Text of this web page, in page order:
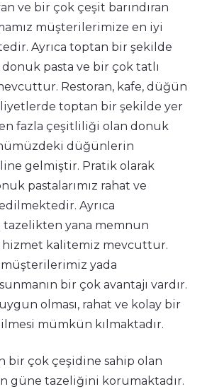
ve bir çok çeşit barındıran
müşterilerimize en iyi
Ayrıca toptan bir şekilde
donuk pasta ve bir çok tatlı
Restoran, kafe, düğün
toptan bir şekilde yer
fazla çeşitliliği olan donuk
düğünlerin
gelmiştir. Pratik olarak
pastalarımız rahat ve
Ayrıca
yana memnun
hizmet kalitemiz mevcuttur.
müşterilerimiz yada
bir çok avantajı vardır.
olması, rahat ve kolay bir
mümkün kılmaktadır.
bir çok çeşidine sahip olan
güne tazeliğini korumaktadır.